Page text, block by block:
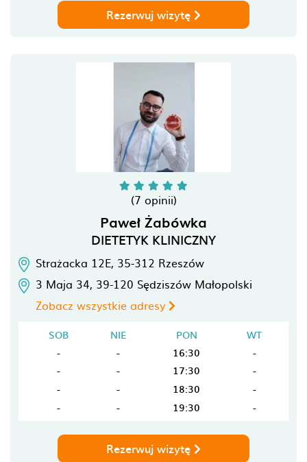
Rezerwuj wizytę
(7 opinii)
Paweł Żabówka
DIETETYK KLINICZNY
Strażacka 12E, 35-312 Rzeszów
3 Maja 34, 39-120 Sędziszów Małopolski
Zobacz wszystkie adresy
SOB NIE PON
WT
-
- 16:30
-
-
- 17:30
-
-
- 18:30
-
-
- 19:30 -
Rezerwuj wizytę